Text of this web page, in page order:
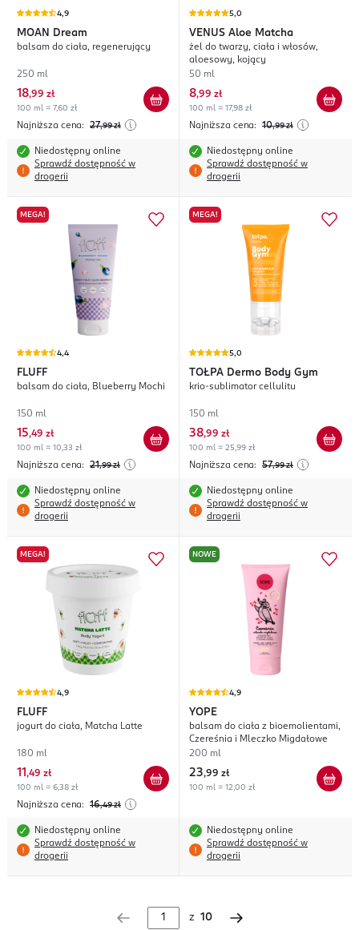
4,9
MOAN Dream
balsam do ciała, regenerujący
250 ml
18,99 zł
100 ml = 7,60 zł
Najniższa cena: 27,99 zł
Niedostępny online
Sprawdź dostępność w
drogerii
5,0
VENUS Aloe Matcha
żel do twarzy, ciała i włosów,
aloesowy, kojący
50 ml
8,99 zł
100 ml = 17,98 zł
Najniższa cena: 10,99 zł
Niedostępny online
Sprawdź dostępność w
drogerii
MEGA!
4,4
FLUFF
balsam do ciała, Blueberry Mochi
150 ml
15,49 zł
100 ml = 10,33 zł
Najniższa cena: 21,99 zł
Niedostępny online
Sprawdź dostępność w
drogerii
MEGA!
5,0
TOŁPA Dermo Body Gym
krio-sublimator cellulitu
150 ml
38,99 zł
100 ml = 25,99 zł
Najniższa cena: 57,99 zł
Niedostępny online
Sprawdź dostępność w
drogerii
MEGA!
4,9
FLUFF
jogurt do ciała, Matcha Latte
180 ml
11 ,49 zł
100 ml = 6,38 zł
Najniższa cena: 16,49 zł
Niedostępny online
Sprawdź dostępność w
drogerii
NOWE
4,9
YOPE
balsam do ciała z bioemolientami,
Czereśnia i Mleczko Migdałowe
200 ml
23,99 zł
100 ml = 12,00 zł
Niedostępny online
Sprawdź dostępność w
drogerii
z 10